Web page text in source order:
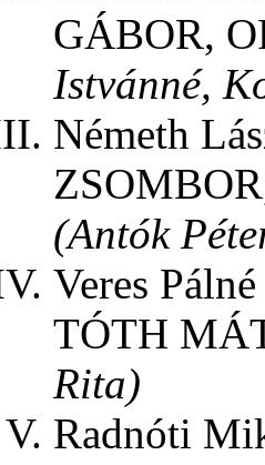
GÁBOR,
Istvánné,
Németh
(Antók
Veres
TÓTH
Rita)
Radnóti